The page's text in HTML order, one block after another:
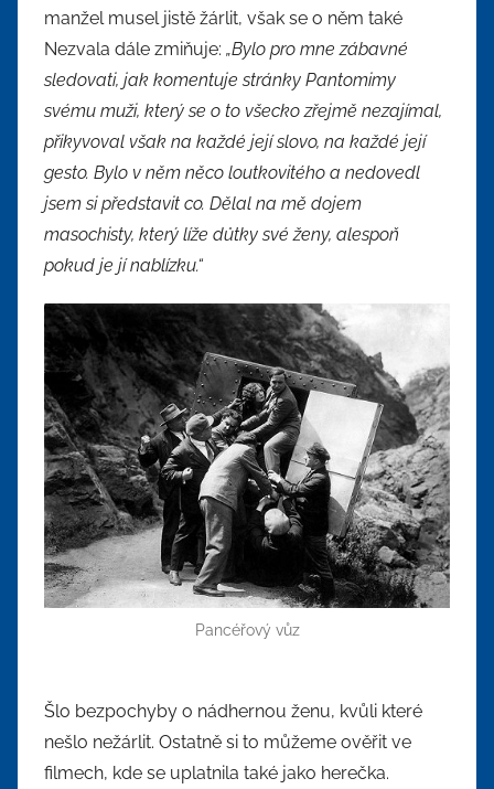
manžel musel jistě žárlit, však se o něm také
Nezvala dále zmiňuje: „Bylo pro mne zábavné
sledovati, jak komentuje stránky Pantomimy
svému muži, který se o to všecko zřejmě nezajímal,
přikyvoval však na každé její slovo, na každé její
gesto. Bylo v něm něco loutkovitého a nedovedl
jsem si představit co. Dělal na mě dojem
masochisty, který líže důtky své ženy, alespoň
pokud je jí nablízku.“
Pancéřový vůz
Šlo bezpochyby o nádhernou ženu, kvůli které
nešlo nežárlit. Ostatně si to můžeme ověřit ve
filmech, kde se uplatnila také jako herečka.